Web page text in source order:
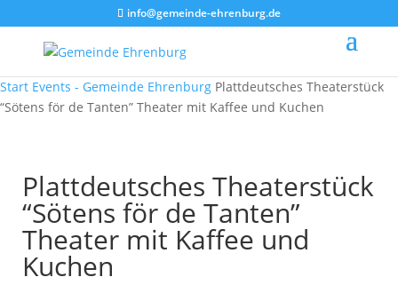
info@gemeinde-ehrenburg.de
Start Events - Gemeinde Ehrenburg Plattdeutsches Theaterstück
“Sötens för de Tanten” Theater mit Kaffee und Kuchen
Plattdeutsches Theaterstück
“Sötens för de Tanten”
Theater mit Kaffee und
Kuchen